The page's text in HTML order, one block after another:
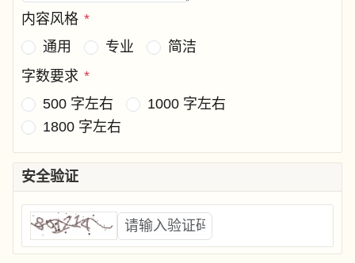
内容风格 *
通用
专业
简洁
字数要求 *
500 字左右
1000 字左右
1800 字左右
安全验证